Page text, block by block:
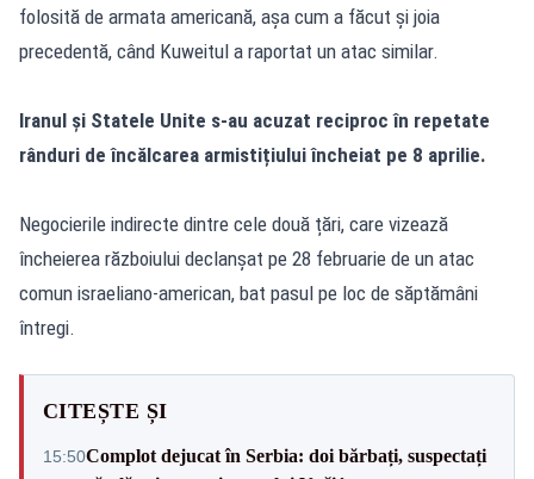
folosită de armata americană, așa cum a făcut și joia
precedentă, când Kuweitul a raportat un atac similar.
Iranul și Statele Unite s-au acuzat reciproc în repetate
rânduri de încălcarea armistițiului încheiat pe 8 aprilie.
Negocierile indirecte dintre cele două țări, care vizează
încheierea războiului declanșat pe 28 februarie de un atac
comun israeliano-american, bat pasul pe loc de săptămâni
întregi.
CITEȘTE ȘI
15:50Complot dejucat în Serbia: doi bărbați, suspectați